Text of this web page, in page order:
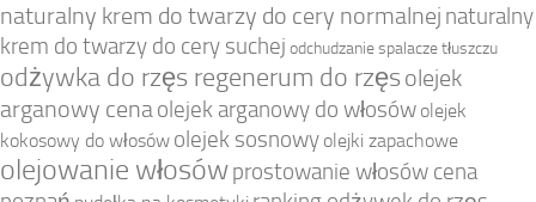
naturalny krem do twarzy do cery normalnej naturalny
krem do twarzy do cery suchej odchudzanie spalacze tłuszczu
odżywka do rzęs regenerum do rzęs olejek
arganowy cenaolejek arganowy do włosów olejek
kokosowy do włosów olejek sosnowy olejki zapachowe
olejowanie włosówprostowanie włosów cena